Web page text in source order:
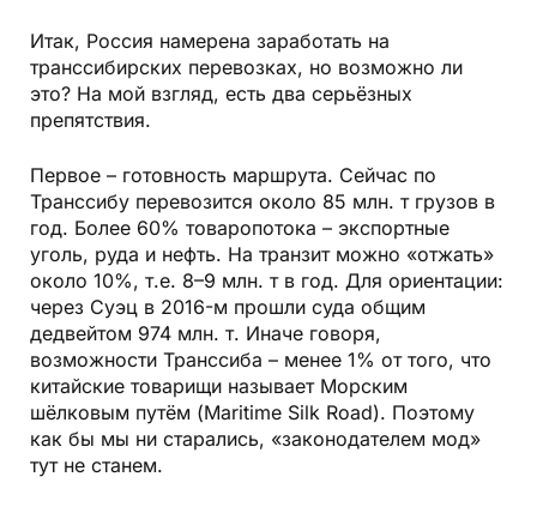
Итак, Россия намерена заработать на
транссибирских перевозках, но воз­можно ли
это? На мой взгляд, есть два серьёзных
препятствия.
Первое – готовность маршрута. Сейчас по
Транссибу перевозится око­ло 85 млн. т грузов в
год. Более 60% товаропотока – экспортные
уголь, руда и нефть. На транзит можно «отжать»
около 10%, т.е. 8–9 млн. т в год. Для ориентации:
через Суэц в 2016-м прошли суда общим
дедвейтом 974 млн. т. Иначе говоря,
возможности Транссиба – менее 1% от того, что
китайские товарищи называет Морским
шёлковым путём (Mariti­me Silk Road). Поэтому
как бы мы ни старались, «законодателем мод»
тут не станем.